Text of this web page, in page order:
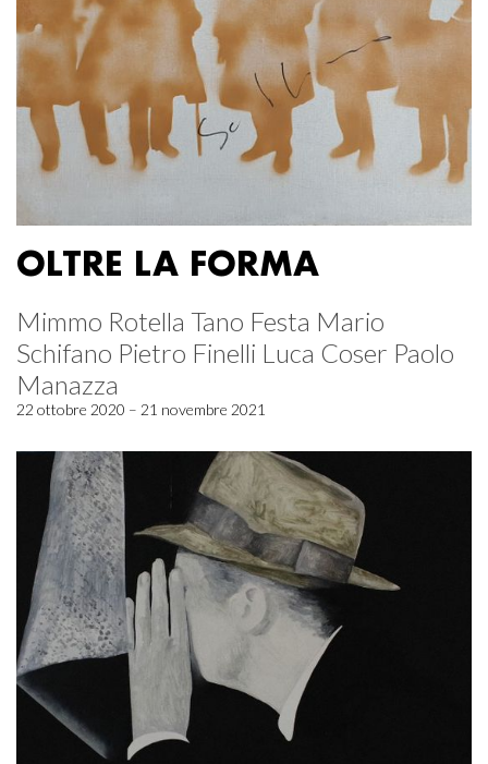
OLTRE LA FORMA
Mimmo Rotella Tano Festa Mario
Schifano Pietro Finelli Luca Coser Paolo
Manazza
22 ottobre 2020 – 21 novembre 2021